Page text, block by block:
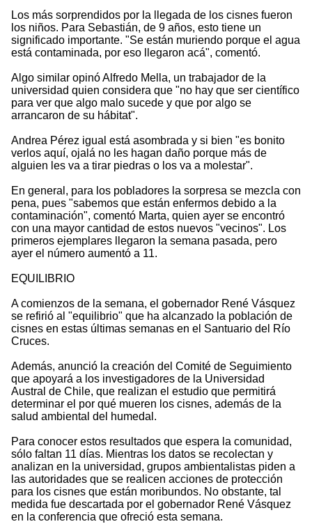
Los más sorprendidos por la llegada de los cisnes fueron
los niños. Para Sebastián, de 9 años, esto tiene un
significado importante. "Se están muriendo porque el agua
está contaminada, por eso llegaron acá", comentó.
Algo similar opinó Alfredo Mella, un trabajador de la
universidad quien considera que "no hay que ser científico
para ver que algo malo sucede y que por algo se
arrancaron de su hábitat".
Andrea Pérez igual está asombrada y si bien "es bonito
verlos aquí, ojalá no les hagan daño porque más de
alguien les va a tirar piedras o los va a molestar".
En general, para los pobladores la sorpresa se mezcla con
pena, pues "sabemos que están enfermos debido a la
contaminación", comentó Marta, quien ayer se encontró
con una mayor cantidad de estos nuevos "vecinos". Los
primeros ejemplares llegaron la semana pasada, pero
ayer el número aumentó a 11.
EQUILIBRIO
A comienzos de la semana, el gobernador René Vásquez
se refirió al "equilibrio" que ha alcanzado la población de
cisnes en estas últimas semanas en el Santuario del Río
Cruces.
Además, anunció la creación del Comité de Seguimiento
que apoyará a los investigadores de la Universidad
Austral de Chile, que realizan el estudio que permitirá
determinar el por qué mueren los cisnes, además de la
salud ambiental del humedal.
Para conocer estos resultados que espera la comunidad,
sólo faltan 11 días. Mientras los datos se recolectan y
analizan en la universidad, grupos ambientalistas piden a
las autoridades que se realicen acciones de protección
para los cisnes que están moribundos. No obstante, tal
medida fue descartada por el gobernador René Vásquez
en la conferencia que ofreció esta semana.